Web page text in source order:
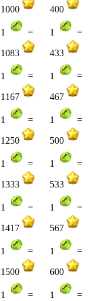
1000 400
1 =
1083
1 =
433
1 =
1167
1 =
467
1 =
1250
1 =
500
1 =
1333
1 =
533
1 =
1417
1 =
567
1 =
1500
1 =
600
1 = 1 =